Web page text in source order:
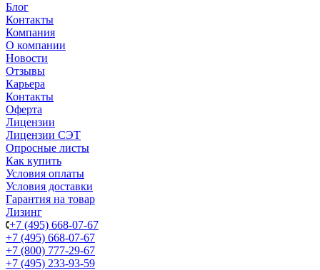
Блог
Контакты
Компания
О компании
Новости
Отзывы
Карьера
Контакты
Оферта
Лицензии
Лицензии СЭТ
Опросные листы
Как купить
Условия оплаты
Условия доставки
Гарантия на товар
Лизинг
+7 (495) 668-07-67
+7 (495) 668-07-67
+7 (800) 777-29-67
+7 (495) 233-93-59